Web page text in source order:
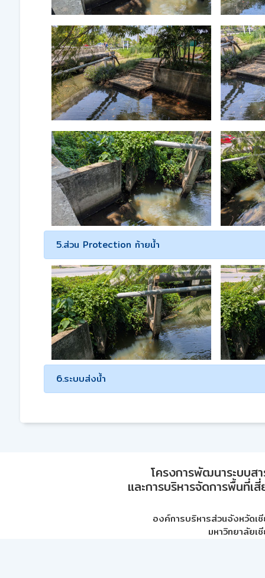
5.ส่วน Protection ท้ายน้ำ
6.ระบบส่งน้ำ
โครงการพัฒนาระบบส
และการบริหารจัดการพื้นที่เ
องค์การบริหารส่วนจังหวัดเ
มหาวิทยาลัยเ